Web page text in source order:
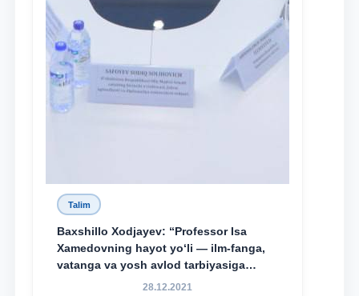
Talim
Baxshillo Xodjayev: “Professor Isa
Xamedovning hayot yo‘li — ilm-fanga,
vatanga va yosh avlod tarbiyasiga
sodiqlikning oliy namunasidir”.
28.12.2021